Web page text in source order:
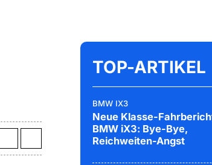
TOP-ARTIKEL
BMW IX3
Neue Klasse-
BMW iX3: Bye-Bye,
Reichweiten-Angst